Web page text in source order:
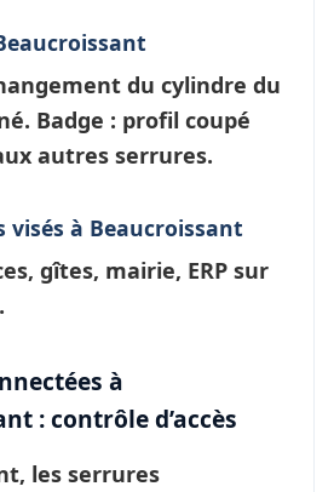
du cylindre du
Badge : profil coupé
autres serrures.
visés à Beaucroissant
gîtes, mairie, ERP sur
à
: contrôle d’accès
, les serrures